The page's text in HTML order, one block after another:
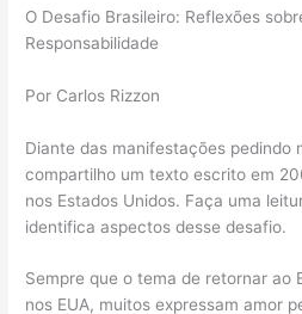
O Desafio Brasileiro: Reflexões
Responsabilidade
Por Carlos Rizzon
Diante das manifestações pedindo
compartilho um texto escrito em
nos Estados Unidos. Faça uma
identifica aspectos desse desafio.
Sempre que o tema de retornar ao
nos EUA, muitos expressam amor